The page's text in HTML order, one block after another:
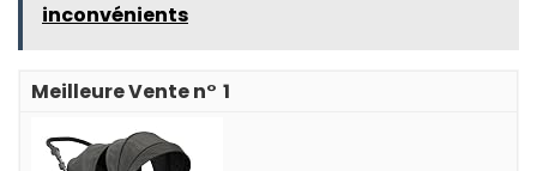
inconvénients
1